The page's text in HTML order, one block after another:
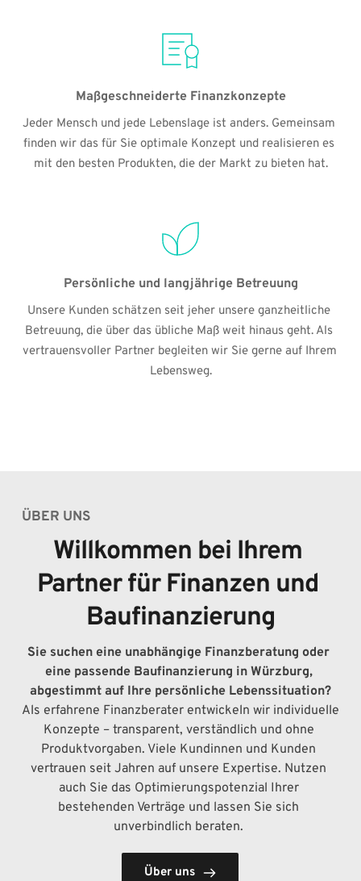
Maßgeschneiderte Finanzkonzepte
Jeder Mensch und jede Lebenslage ist anders. Gemeinsam
finden wir das für Sie optimale Konzept und realisieren es
mit den besten Produkten, die der Markt zu bieten hat.
Persönliche und langjährige Betreuung
Unsere Kunden schätzen seit jeher unsere ganzheitliche
Betreuung, die über das übliche Maß weit hinaus geht. Als
vertrauensvoller Partner begleiten wir Sie gerne auf Ihrem
Lebensweg.
ÜBER UNS
Willkommen bei Ihrem
Partner für Finanzen und
Baufinanzierung
Sie suchen eine unabhängige Finanzberatung oder
eine passende Baufinanzierung in Würzburg,
abgestimmt auf Ihre persönliche Lebenssituation?
Als erfahrene Finanzberater entwickeln wir individuelle
Konzepte – transparent, verständlich und ohne
Produktvorgaben. Viele Kundinnen und Kunden
vertrauen seit Jahren auf unsere Expertise. Nutzen
auch Sie das Optimierungspotenzial Ihrer
bestehenden Verträge und lassen Sie sich
unverbindlich beraten.
Über uns